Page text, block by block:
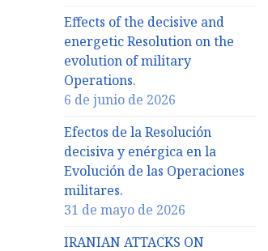
Effects of the decisive and
energetic Resolution on the
evolution of military
Operations.
6 de junio de 2026
Efectos de la Resolución
decisiva y enérgica en la
Evolución de las Operaciones
militares.
31 de mayo de 2026
IRANIAN ATTACKS ON